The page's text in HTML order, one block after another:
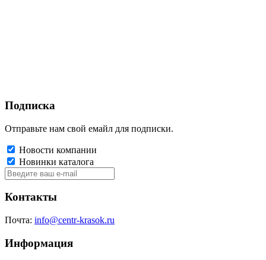
Подписка
Отправьте нам свой емайл для подписки.
Новости компании
Новинки каталога
Контакты
Почта: info@centr-krasok.ru
Информация